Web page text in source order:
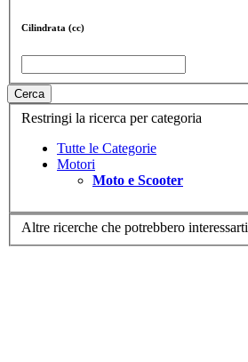
Cilindrata (cc)
Cerca
Restringi la ricerca per categoria
Tutte le Categorie
Motori
Moto e Scooter
Altre ricerche che potrebbero interessarti